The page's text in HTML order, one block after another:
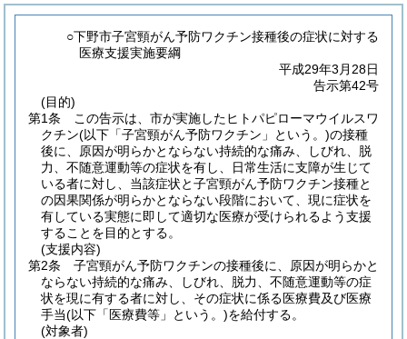
○下野市子宮頸がん予防ワクチン接種後の症状に対する
医療支援実施要綱
平成29年3月28日
告示第42号
(目的)
第1条
この告示は、市が実施したヒトパピローマウイルスワ
クチン(以下「子宮頸がん予防ワクチン」という。)の接種
後に、原因が明らかとならない持続的な痛み、しびれ、脱
力、不随意運動等の症状を有し、日常生活に支障が生じて
いる者に対し、当該症状と子宮頸がん予防ワクチン接種と
の因果関係が明らかとならない段階において、現に症状を
有している実態に即して適切な医療が受けられるよう支援
することを目的とする。
(支援内容)
第2条
子宮頸がん予防ワクチンの接種後に、原因が明らかと
ならない持続的な痛み、しびれ、脱力、不随意運動等の症
状を現に有する者に対し、その症状に係る医療費及び医療
手当(以下「医療費等」という。)を給付する。
(対象者)